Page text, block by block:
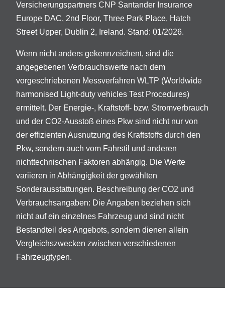
Versicherungspartners CNP Santander Insurance
Europe DAC, 2nd Floor, Three Park Place, Hatch
Street Upper, Dublin 2, Ireland. Stand: 01/2026.
Wenn nicht anders gekennzeichent, sind die
angegebenen Verbrauchswerte nach dem
vorgeschriebenen Messverfahren WLTP (Worldwide
harmonised Light-duty vehicles Test Procedures)
ermittelt. Der Energie-, Kraftstoff- bzw. Stromverbrauch
und der CO2-Ausstoß eines Pkw sind nicht nur von
der effizienten Ausnutzung des Kraftstoffs durch den
Pkw, sondern auch vom Fahrstil und anderen
nichttechnischen Faktoren abhängig. Die Werte
variieren in Abhängigkeit der gewählten
Sonderausstattungen. Beschreibung der CO2 und
Verbrauchsangaben: Die Angaben beziehen sich
nicht auf ein einzelnes Fahrzeug und sind nicht
Bestandteil des Angebots, sondern dienen allein
Vergleichszwecken zwischen verschiedenen
Fahrzeugtypen.